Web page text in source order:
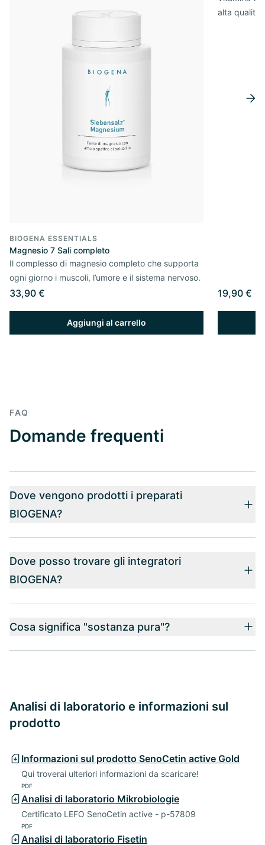
BIOGENA ESSENTIALS
Magnesio 7 Sali completo
Il complesso di magnesio completo che supporta
ogni giorno i muscoli, l’umore e il sistema nervoso.
33,90 €
Aggiungi al carrello
alta qualità
19,90 €
FAQ
Domande frequenti
Dove vengono prodotti i preparati
BIOGENA?
Dove posso trovare gli integratori
BIOGENA?
Cosa significa "sostanza pura"?
Analisi di laboratorio e informazioni sul
prodotto
Informazioni sul prodotto SenoCetin active Gold
Qui troverai ulteriori informazioni da scaricare!
PDF
Analisi di laboratorio Mikrobiologie
Certificato LEFO SenoCetin active - p-57809
PDF
Analisi di laboratorio Fisetin